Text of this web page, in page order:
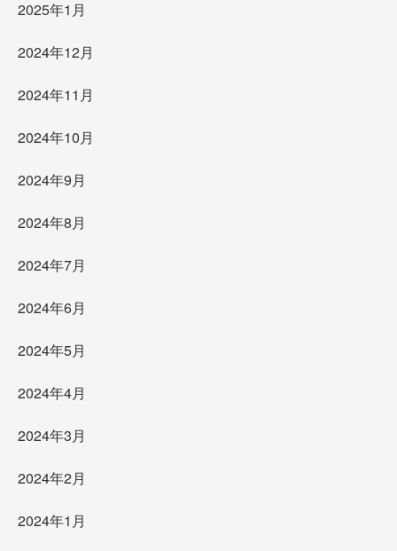
2025年1月
2024年12月
2024年11月
2024年10月
2024年9月
2024年8月
2024年7月
2024年6月
2024年5月
2024年4月
2024年3月
2024年2月
2024年1月